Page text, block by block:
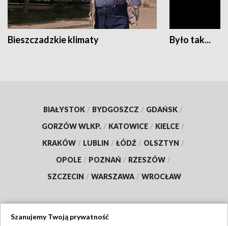
Bieszczadzkie klimaty Było tak...
BIAŁYSTOK / BYDGOSZCZ / GDAŃSK /
GORZÓW WLKP. / KATOWICE / KIELCE /
KRAKÓW / LUBLIN / ŁÓDŹ / OLSZTYN /
OPOLE / POZNAŃ / RZESZÓW /
SZCZECIN / WARSZAWA / WROCŁAW
Szanujemy Twoją prywatność